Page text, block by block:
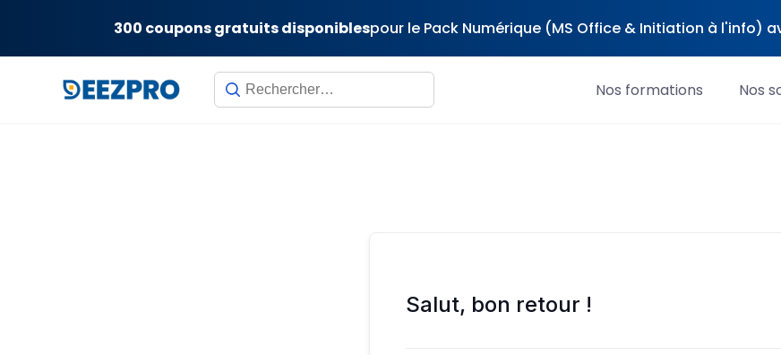
300 coupons gratuits disponiblespour le Pack Numérique (MS Office & Initiation à l'info)
Nos formations Nos
Salut, bon retour !